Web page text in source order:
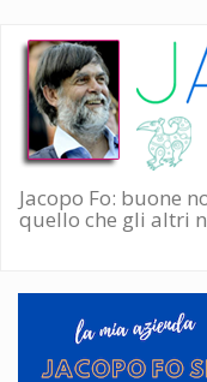
Salta
contenuto
principale
Jacopo Fo: buone
quello che gli altri